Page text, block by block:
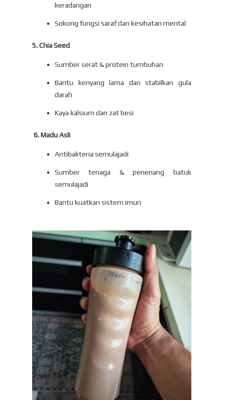
keradangan
Sokong fungsi saraf dan kesihatan mental
5. Chia Seed
Sumber serat & protein tumbuhan
Bantu kenyang lama dan stabilkan gula
darah
Kaya kalsium dan zat besi
6. Madu Asli
Antibakteria semulajadi
Sumber tenaga & penenang batuk
semulajadi
Bantu kuatkan sistem imun